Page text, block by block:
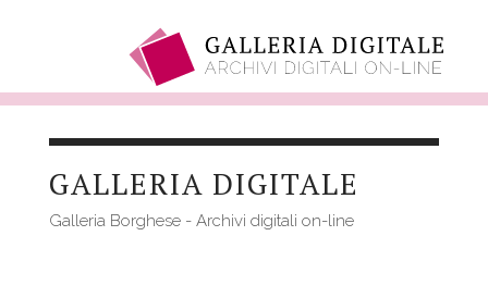
contenutoGALLERIA DIGITALE
Galleria Borghese - Archivi digitali on-line